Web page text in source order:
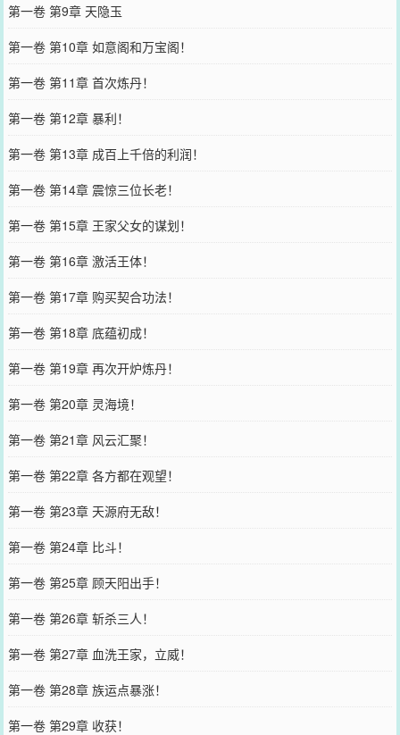
第一卷 第9章 天隐玉
第一卷 第10章 如意阁和万宝阁！
第一卷 第11章 首次炼丹！
第一卷 第12章 暴利！
第一卷 第13章 成百上千倍的利润！
第一卷 第14章 震惊三位长老！
第一卷 第15章 王家父女的谋划！
第一卷 第16章 激活王体！
第一卷 第17章 购买契合功法！
第一卷 第18章 底蕴初成！
第一卷 第19章 再次开炉炼丹！
第一卷 第20章 灵海境！
第一卷 第21章 风云汇聚！
第一卷 第22章 各方都在观望！
第一卷 第23章 天源府无敌！
第一卷 第24章 比斗！
第一卷 第25章 顾天阳出手！
第一卷 第26章 斩杀三人！
第一卷 第27章 血洗王家，立威！
第一卷 第28章 族运点暴涨！
第一卷 第29章 收获！